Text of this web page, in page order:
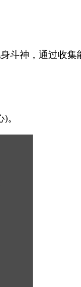
斗神，通过收
。